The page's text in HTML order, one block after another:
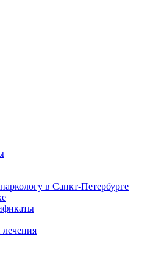
в Санкт-Петербурге
лечения